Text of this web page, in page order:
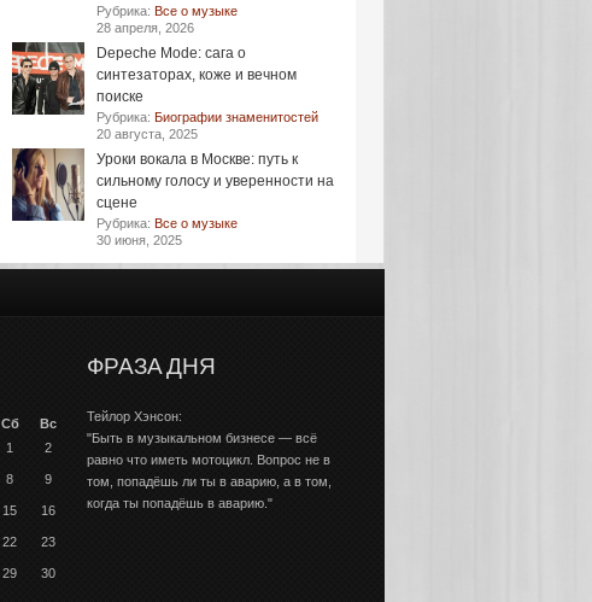
Рубрика: Все о музыке
28 апреля, 2026
Depeche Mode: сага о
синтезаторах, коже и вечном
поиске
Рубрика: Биографии знаменитостей
20 августа, 2025
Уроки вокала в Москве: путь к
сильному голосу и уверенности на
сцене
Рубрика: Все о музыке
30 июня, 2025
Сб
Вс
1
2
8 9
15 16
22 23
29 30
ФРАЗА ДНЯ
Тейлор Хэнсон:
"Быть в музыкальном бизнесе — всё
равно что иметь мотоцикл. Вопрос не в
том, попадёшь ли ты в аварию, а в том,
когда ты попадёшь в аварию."